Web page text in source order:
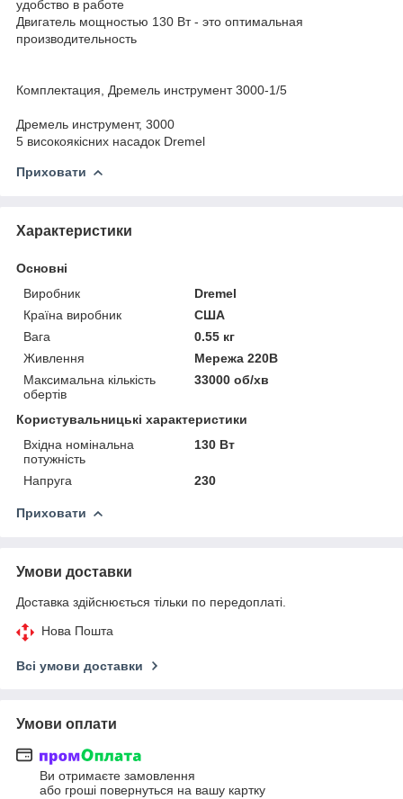
удобство в работе
Двигатель мощностью 130 Вт - это оптимальная
производительность
Комплектация, Дремель инструмент 3000-1/5
Дремель инструмент, 3000
5 високоякісних насадок Dremel
Приховати
Характеристики
Основні
Виробник
Dremel
Країна виробник
США
Вага
0.55 кг
Живлення
Мережа 220В
Максимальна кількість
обертів
33000 об/хв
Користувальницькі характеристики
Вхідна номінальна
потужність
130 Вт
Напруга 230
Приховати
Умови доставки
Доставка здійснюється тільки по передоплаті.
Нова Пошта
Всі умови доставки
Умови оплати
Ви отримаєте замовлення
або гроші повернуться на вашу картку